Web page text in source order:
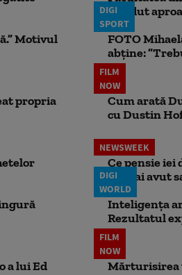
pierdut
Motivul
DIGI
SPORT
FOTO
abține:
propria
FILM
NOW
Cum arată
cu Dustin
NEWSWEEK
Ce pensie iei
dacă ai avut
DIGI
WORLD
Inteligența
Rezultatul
a lui Ed
FILM
NOW
Mărturisirea